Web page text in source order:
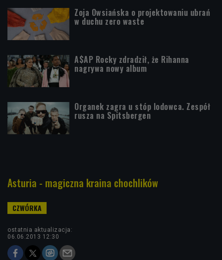
Zoja Owsiańska o projektowaniu ubrań
w duchu zero waste
A$AP Rocky zdradził, że Rihanna
nagrywa nowy album
Organek zagra u stóp lodowca. Zespół
rusza na Spitsbergen
Asturia - magiczna kraina chochlików
ostatnia aktualizacja:
06.06.2013 12:30